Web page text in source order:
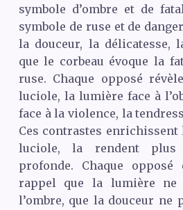
symbole d’ombre et de
symbole de ruse et de
la douceur, la délicatesse,
que le corbeau évoque la
ruse. Chaque opposé
luciole, la lumière face à
face à la violence, la
Ces contrastes enrichissent
luciole, la rendent plus
profonde. Chaque
rappel que la lumière ne
l’ombre, que la douceur ne